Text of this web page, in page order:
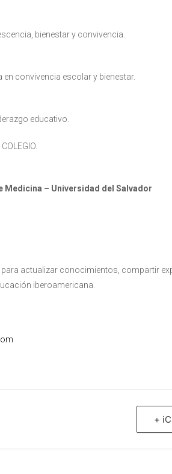
bienestar y convivencia.
convivencia escolar y bienestar.
educativo.
Medicina – Universidad del Salvador
actualizar conocimientos, compartir
iberoamericana.
+